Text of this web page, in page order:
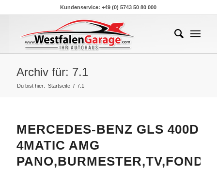
Kundenservice: +49 (0) 5743 50 80 000
Archiv für: 7.1
Du bist hier: Startseite / 7.1
MERCEDES-BENZ GLS 400D
4MATIC AMG
PANO,BURMESTER,TV,FOND